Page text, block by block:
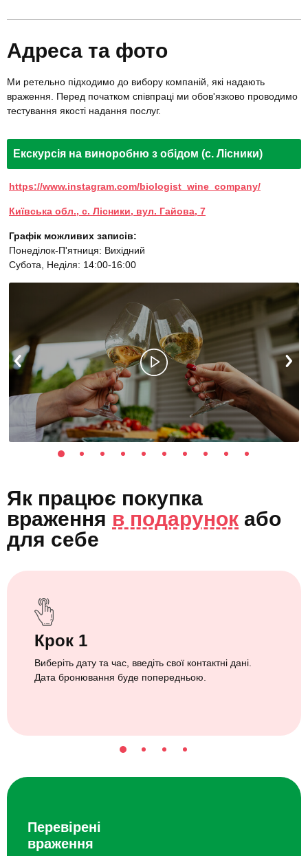
Адреса та фото
Ми ретельно підходимо до вибору компаній, які надають
враження. Перед початком співпраці ми обов'язково проводимо
тестування якості надання послуг.
Екскурсія на виноробню з обідом (с. Лісники)
https://www.instagram.com/biologist_wine_company/
Київська обл., с. Лісники, вул. Гайова, 7
Графік можливих записів:
Понеділок-П'ятниця: Вихідний
Субота, Неділя: 14:00-16:00
Як працює покупка
враження в подарунок або
для себе
Крок 1
Виберіть дату та час, введіть свої контактні дані.
Дата бронювання буде попередньою.
Перевірені
враження